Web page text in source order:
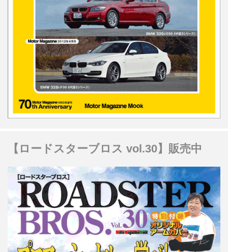
【ロードスターブロス vol.30】販売中